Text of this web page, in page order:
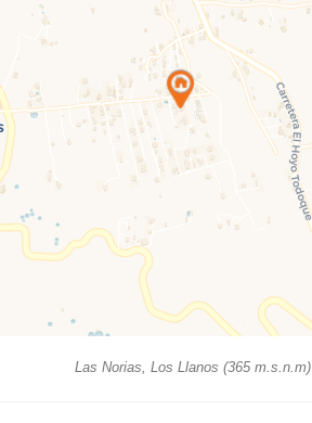
Las Norias, Los Llanos (365 m.s.n.m)